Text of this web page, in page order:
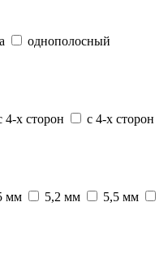
однополосный
4-х сторон
с 4-х сторон
мм 5,2 мм
5,5 мм